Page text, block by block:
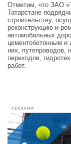
Отметим, что ЗАО
Татарстане
строительству,
реконструкцию и
автомобильных
цементобетонным и
них, путепроводов,
переходов,
работ.
РЕКЛАМА